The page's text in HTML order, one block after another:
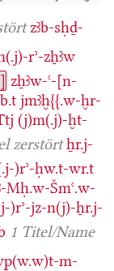
zꜣb-sḥḏ-
rʾ-zẖꜣw
zẖꜣw-ꜥ-[n-
jmꜣḫ{{.w-ḫr-
(j)m(.j)-ḫt-
zerstört ẖr.j-
)rʾ-ḥw.t-wr.t
Šmꜥ.w-
)rʾ-jz-n(j)-ẖr.j-
1 Titel/Name
m-